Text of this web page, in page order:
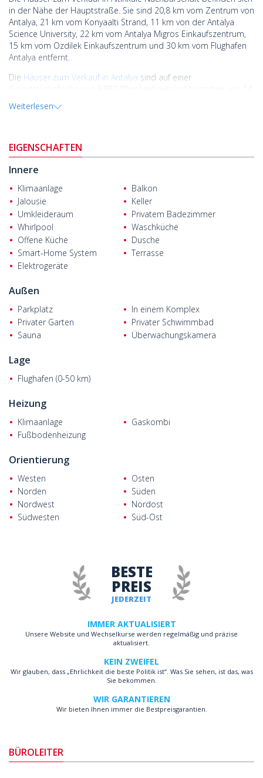
in der Nähe der Hauptstraße. Sie sind 20,8 km vom Zentrum von
Antalya, 21 km vom Konyaalti Strand, 11 km von der Antalya
Science University, 22 km vom Antalya Migros Einkaufszentrum,
15 km vom Ozdilek Einkaufszentrum und 30 km vom Flughafen
Antalya entfernt.
Die Häuser zum Verkauf in Antalya sind auf einer
Grundstücksfläche von 6.887,00 m² gebaut und bestehen aus 14
freistehenden Häusern innerhalb der Anlage. Jedes Haus verfügt
über einen privaten Pool, einen eigenen Garten und einen
Das Haus mit vier Schlafzimmern verfügt über ein Wohnzimmer,
eine offene Küche, ein Badezimmer, vier en-suite Badezimmer,
vier Ankleidezimmer, eine Sauna, einen Abstellraum, einen
Darüber hinaus sind die Häuser mit Franke-
Kücheneinbaugeräten, Franke-Kühlschrank, Franke-
Geschirrspüler, VRF-Klimaanlage, Fußbodenheizung, Smart-
Home-System, Kamerasystem, Erdgas-Infrastruktur, Video-
Gegensprechanlage, TV-Gerät, Garderobe, elektrischen Rollläden,
Spot- und LED-Beleuchtung und Stahl-Außentür ausgestattet.
Weiterlesen
EIGENSCHAFTEN
Innere
Klimaanlage
Balkon
Jalousie
Keller
Umkleideraum
Privatem Badezimmer
Whirlpool
Waschküche
Offene Küche
Dusche
Smart-Home System
Terrasse
Elektrogeräte
Außen
Parkplatz
In einem Komplex
Privater Garten
Privater Schwimmbad
Sauna
Überwachungskamera
Lage
Flughafen (0-50 km)
Heizung
Klimaanlage
Gaskombi
Fußbodenheizung
Orientierung
Westen
Osten
Norden
Süden
Nordwest
Nordost
Südwesten
Süd-Ost
JEDERZEIT
BESTE
PREIS
IMMER AKTUALISIERT
Unsere Website und Wechselkurse werden regelmäßig und präzise
aktualisiert.
KEIN ZWEIFEL
Wir glauben, dass „Ehrlichkeit die beste Politik ist“. Was Sie sehen, ist das, was
Sie bekommen.
WIR GARANTIEREN
Wir bieten Ihnen immer die Bestpreisgarantien.
BÜROLEITER